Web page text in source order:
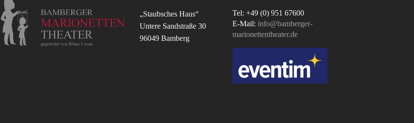
„Staubsches Haus“
Untere Sandstraße 30
96049 Bamberg
Tel: +49 (0) 951 67600
E-Mail: info@bamberger-
marionettentheater.de